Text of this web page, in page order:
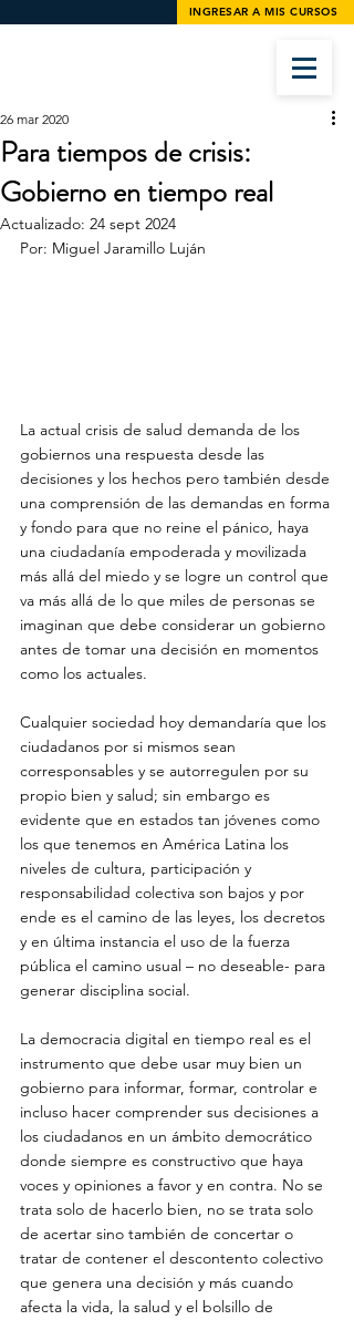
INGRESAR A MIS CURSOS
Para tiempos de crisis:
Gobierno en tiempo real
26 mar 2020
Actualizado: 24 sept 2024
Por: Miguel Jaramillo Luján
La actual crisis de salud demanda de los
gobiernos una respuesta desde las
decisiones y los hechos pero también desde
una comprensión de las demandas en forma
y fondo para que no reine el pánico, haya
una ciudadanía empoderada y movilizada
más allá del miedo y se logre un control que
va más allá de lo que miles de personas se
imaginan que debe considerar un gobierno
antes de tomar una decisión en momentos
como los actuales.
Cualquier sociedad hoy demandaría que los
ciudadanos por si mismos sean
corresponsables y se autorregulen por su
propio bien y salud; sin embargo es
evidente que en estados tan jóvenes como
los que tenemos en América Latina los
niveles de cultura, participación y
responsabilidad colectiva son bajos y por
ende es el camino de las leyes, los decretos
y en última instancia el uso de la fuerza
pública el camino usual – no deseable- para
generar disciplina social.
La democracia digital en tiempo real es el
instrumento que debe usar muy bien un
gobierno para informar, formar, controlar e
incluso hacer comprender sus decisiones a
los ciudadanos en un ámbito democrático
donde siempre es constructivo que haya
voces y opiniones a favor y en contra. No se
trata solo de hacerlo bien, no se trata solo
de acertar sino también de concertar o
tratar de contener el descontento colectivo
que genera una decisión y más cuando
afecta la vida, la salud y el bolsillo de